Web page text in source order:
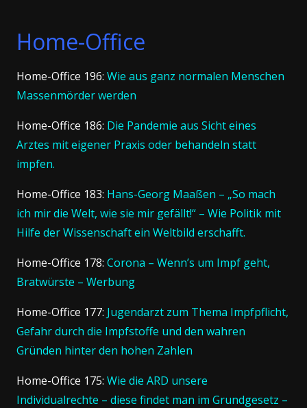
Home-Office
Home-Office 196: Wie aus ganz normalen Menschen
Massenmörder werden
Home-Office 186: Die Pandemie aus Sicht eines
Arztes mit eigener Praxis oder behandeln statt
impfen.
Home-Office 183: Hans-Georg Maaßen – „So mach
ich mir die Welt, wie sie mir gefällt!“ – Wie Politik mit
Hilfe der Wissenschaft ein Weltbild erschafft.
Home-Office 178: Corona – Wenn’s um Impf geht,
Bratwürste – Werbung
Home-Office 177: Jugendarzt zum Thema Impfpflicht,
Gefahr durch die Impfstoffe und den wahren
Gründen hinter den hohen Zahlen
Home-Office 175: Wie die ARD unsere
Individualrechte – diese findet man im Grundgesetz –